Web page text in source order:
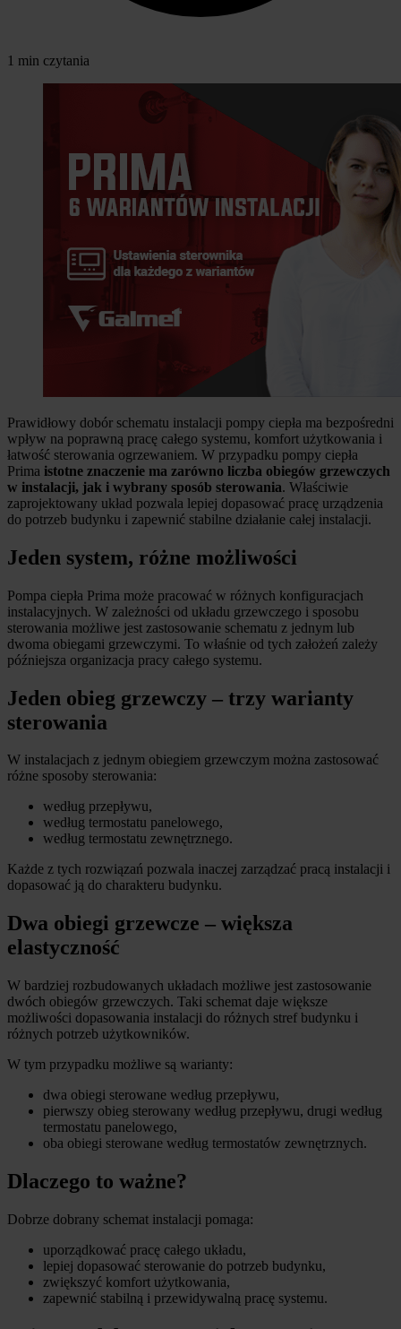
1 min czytania
Prawidłowy dobór schematu instalacji pompy ciepła ma bezpośredni
wpływ na poprawną pracę całego systemu, komfort użytkowania i
łatwość sterowania ogrzewaniem. W przypadku pompy ciepła
Prima istotne znaczenie ma zarówno liczba obiegów grzewczych
w instalacji, jak i wybrany sposób sterowania. Właściwie
zaprojektowany układ pozwala lepiej dopasować pracę urządzenia
do potrzeb budynku i zapewnić stabilne działanie całej instalacji.
Jeden system, różne możliwości
Pompa ciepła Prima może pracować w różnych konfiguracjach
instalacyjnych. W zależności od układu grzewczego i sposobu
sterowania możliwe jest zastosowanie schematu z jednym lub
dwoma obiegami grzewczymi. To właśnie od tych założeń zależy
późniejsza organizacja pracy całego systemu.
Jeden obieg grzewczy – trzy warianty
sterowania
W instalacjach z jednym obiegiem grzewczym można zastosować
różne sposoby sterowania:
według przepływu,
według termostatu panelowego,
według termostatu zewnętrznego.
Każde z tych rozwiązań pozwala inaczej zarządzać pracą instalacji i
dopasować ją do charakteru budynku.
Dwa obiegi grzewcze – większa
elastyczność
W bardziej rozbudowanych układach możliwe jest zastosowanie
dwóch obiegów grzewczych. Taki schemat daje większe
możliwości dopasowania instalacji do różnych stref budynku i
różnych potrzeb użytkowników.
W tym przypadku możliwe są warianty:
dwa obiegi sterowane według przepływu,
pierwszy obieg sterowany według przepływu, drugi według
termostatu panelowego,
oba obiegi sterowane według termostatów zewnętrznych.
Dlaczego to ważne?
Dobrze dobrany schemat instalacji pomaga:
uporządkować pracę całego układu,
lepiej dopasować sterowanie do potrzeb budynku,
zwiększyć komfort użytkowania,
zapewnić stabilną i przewidywalną pracę systemu.